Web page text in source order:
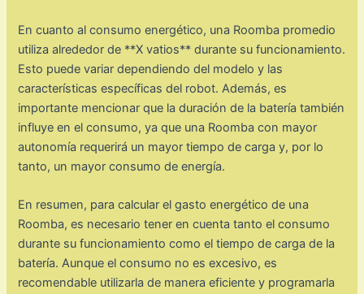
En cuanto al consumo energético, una Roomba promedio
utiliza alrededor de **X vatios** durante su funcionamiento.
Esto puede variar dependiendo del modelo y las
características específicas del robot. Además, es
importante mencionar que la duración de la batería también
influye en el consumo, ya que una Roomba con mayor
autonomía requerirá un mayor tiempo de carga y, por lo
tanto, un mayor consumo de energía.
En resumen, para calcular el gasto energético de una
Roomba, es necesario tener en cuenta tanto el consumo
durante su funcionamiento como el tiempo de carga de la
batería. Aunque el consumo no es excesivo, es
recomendable utilizarla de manera eficiente y programarla